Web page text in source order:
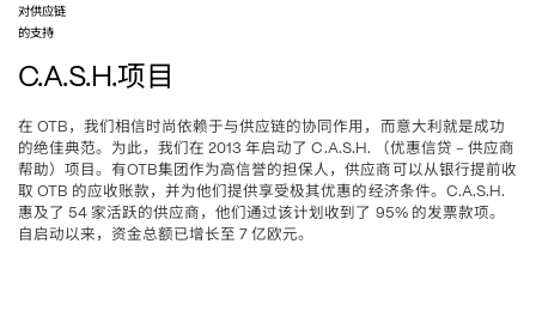
对供应链
的支持
C.A.S.H.项目
在 OTB，我们相信时尚依赖于与供应链的协同作用，而意大利就是成功
的绝佳典范。为此，我们在 2013 年启动了 C.A.S.H. （优惠信贷 – 供应商
帮助） 项目。有OTB集团作为高信誉的担保人，供应商可以从银行提前收
取 OTB 的应收账款，并为他们提供享受极其优惠的经济条件。
惠及了 54 家活跃的供应商，他们通过该计划收到了 95% 的发票款项。
自启动以来，资金总额已增长至 7 亿欧元。